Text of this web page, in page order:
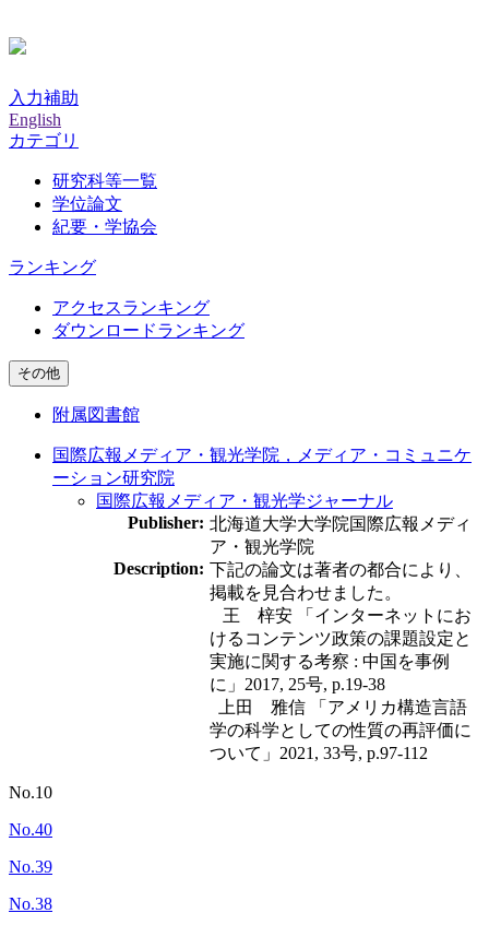
入力補助
English
カテゴリ
研究科等一覧
学位論文
紀要・学協会
ランキング
アクセスランキング
ダウンロードランキング
その他
附属図書館
国際広報メディア・観光学院，メディア・コミュニケ
ーション研究院
国際広報メディア・観光学ジャーナル
Publisher: 北海道大学大学院国際広報メディ
ア・観光学院
Description: 下記の論文は著者の都合により、
掲載を見合わせました。
王 梓安 「インターネットにお
けるコンテンツ政策の課題設定と
実施に関する考察 : 中国を事例
に」2017, 25号, p.19-38
上田 雅信 「アメリカ構造言語
学の科学としての性質の再評価に
ついて」2021, 33号, p.97-112
No.10
No.40
No.39
No.38